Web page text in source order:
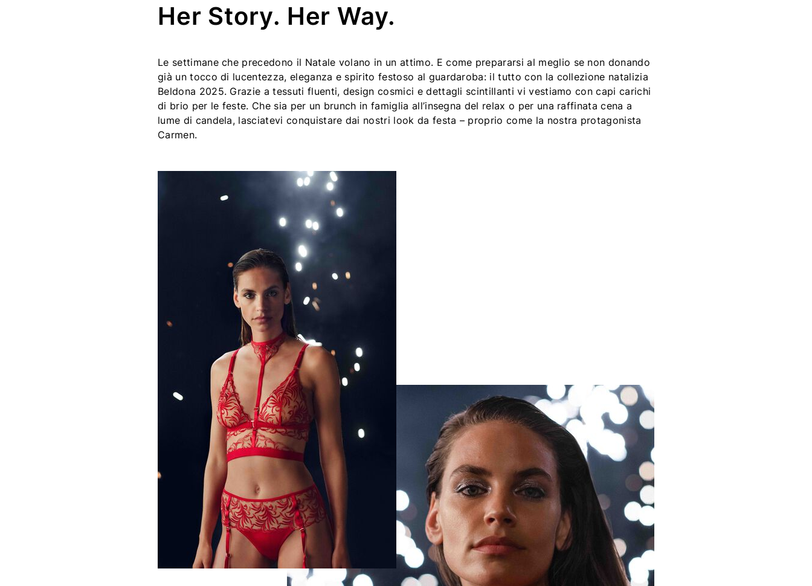
Her Story. Her Way.
Le settimane che precedono il Natale volano in un attimo. E come prepararsi al meglio se non donando
già un tocco di lucentezza, eleganza e spirito festoso al guardaroba: il tutto con la collezione natalizia
Beldona 2025. Grazie a tessuti fluenti, design cosmici e dettagli scintillanti vi vestiamo con capi carichi
di brio per le feste. Che sia per un brunch in famiglia all’insegna del relax o per una raffinata cena a
lume di candela, lasciatevi conquistare dai nostri look da festa – proprio come la nostra protagonista
Carmen.